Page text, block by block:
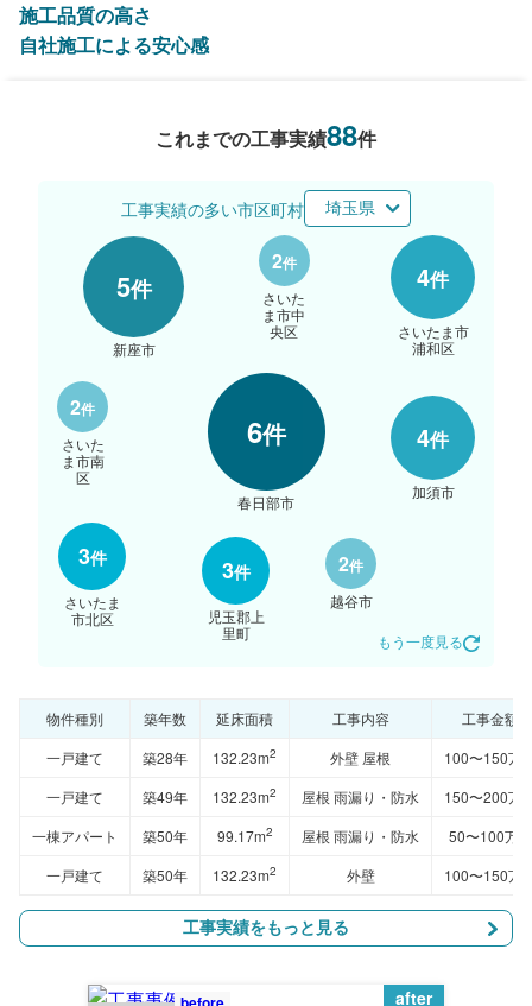
施工品質の高さ
自社施工による安心感
これまでの工事実績88件
6件
春日部市
5件
新座市
4件
さいたま市
浦和区
4件
加須市
3件
さいたま
市北区
3件
児玉郡上
里町
2件
越谷市
2件
さいた
ま市中
央区
2件
さいた
ま市南
区
工事実績の多い市区町村 埼玉県
もう一度見る
物件種別 築年数 延床面積 工事内容
工事金額
一戸建て
築28年 132.23m2 外壁 屋根
100〜150万
一戸建て
築49年 132.23m2 屋根 雨漏り・防水
150〜200万
一棟アパート
築50年 99.17m2 屋根 雨漏り・防水
50〜100万円
一戸建て
築50年 132.23m2 外壁 100〜150万
工事実績をもっと見る
after